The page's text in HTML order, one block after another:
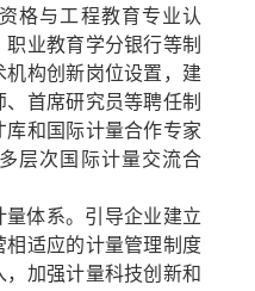
格与工程教育专业认
业教育学分银行等制
机构创新岗位设置，建
首席研究员等聘任制
和国际计量合作专家
层次国际计量交流合
体系。 引导企业建立
相适应的计量管理制度
加强计量科技创新和